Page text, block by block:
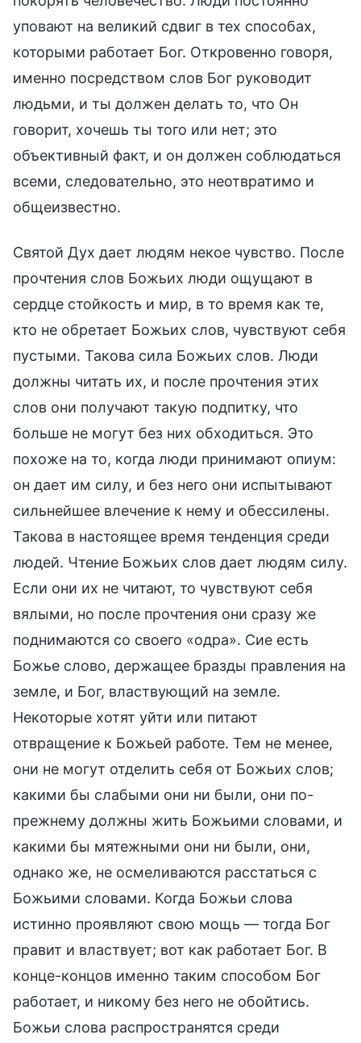
уповают на великий сдвиг в тех способах,
которыми работает Бог. Откровенно говоря,
именно посредством слов Бог руководит
людьми, и ты должен делать то, что Он
говорит, хочешь ты того или нет; это
объективный факт, и он должен соблюдаться
всеми, следовательно, это неотвратимо и
общеизвестно.
Святой Дух дает людям некое чувство. После
прочтения слов Божьих люди ощущают в
сердце стойкость и мир, в то время как те,
кто не обретает Божьих слов, чувствуют себя
пустыми. Такова сила Божьих слов. Люди
должны читать их, и после прочтения этих
слов они получают такую подпитку, что
больше не могут без них обходиться. Это
похоже на то, когда люди принимают опиум:
он дает им силу, и без него они испытывают
сильнейшее влечение к нему и обессилены.
Такова в настоящее время тенденция среди
людей. Чтение Божьих слов дает людям силу.
Если они их не читают, то чувствуют себя
вялыми, но после прочтения они сразу же
поднимаются со своего «одра». Сие есть
Божье слово, держащее бразды правления на
земле, и Бог, властвующий на земле.
Некоторые хотят уйти или питают
отвращение к Божьей работе. Тем не менее,
они не могут отделить себя от Божьих слов;
какими бы слабыми они ни были, они по-
прежнему должны жить Божьими словами, и
какими бы мятежными они ни были, они,
однако же, не осмеливаются расстаться с
Божьими словами. Когда Божьи слова
истинно проявляют свою мощь — тогда Бог
правит и властвует; вот как работает Бог. В
конце-концов именно таким способом Бог
работает, и никому без него не обойтись.
Божьи слова распространятся среди